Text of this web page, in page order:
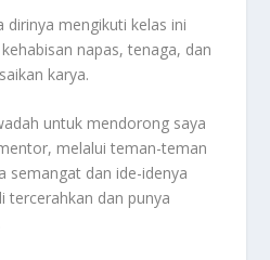
dirinya mengikuti kelas ini
napas, tenaga, dan
karya.
untuk mendorong saya
melalui teman-teman
semangat dan ide-idenya
tercerahkan dan punya